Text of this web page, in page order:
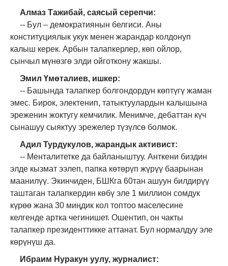
Алмаз Тажибай, саясый серепчи:
-- Бул – демократиянын белгиси. Аны
конституциялык укук менен жарандар колдонуп
калыш керек. Арбын талапкерлер, көп ойлор,
сынчыл мүнөзгө элди ойготкону жакшы.
Эмил Үмөталиев, ишкер:
-- Башында талапкер болгондордун көптүгү жаман
эмес. Бирок, электенип, татыктуулардын калышына
эреженин жоктугу кемчилик. Менимче, дебаттан күч
сынашуу сыяктуу эрежелер түзүлсө болмок.
Адил Турдукулов, жарандык активист:
-- Менталитетке да байланыштуу. Анткени биздин
элде кызмат ээлеп, папка көтөрүп жүрүү баарынан
маанилүү. Экинчиден, БШКга 60тан ашуун билдирүү
таштаган талапкердин көбү эле 1 миллион сомдук
күрөө жана 30 миңдик кол топтоо маселесине
келгенде артка чегинишет. Ошентип, он чакты
талапкер президенттикке аттанат. Бул нормалдуу эле
көрүнүш да.
Ибраим Нуракун уулу, журналист: